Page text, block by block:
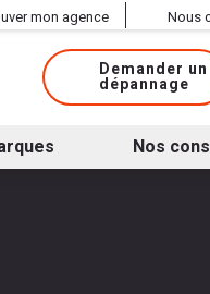
mon agence Nous
Demander un
dépannage
Nos